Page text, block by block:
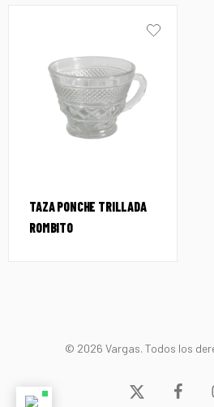
TAZA PONCHE TRILLADA
ROMBITO
© 2026 Vargas. Todos los
x-